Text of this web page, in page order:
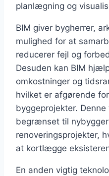
planlægning og
BIM giver bygherrer,
mulighed for at
reducerer fejl og
Desuden kan BIM
omkostninger og
hvilket er afgørende
byggeprojekter.
begrænset til
renoveringsprojekter,
at kortlægge
En anden vigtig